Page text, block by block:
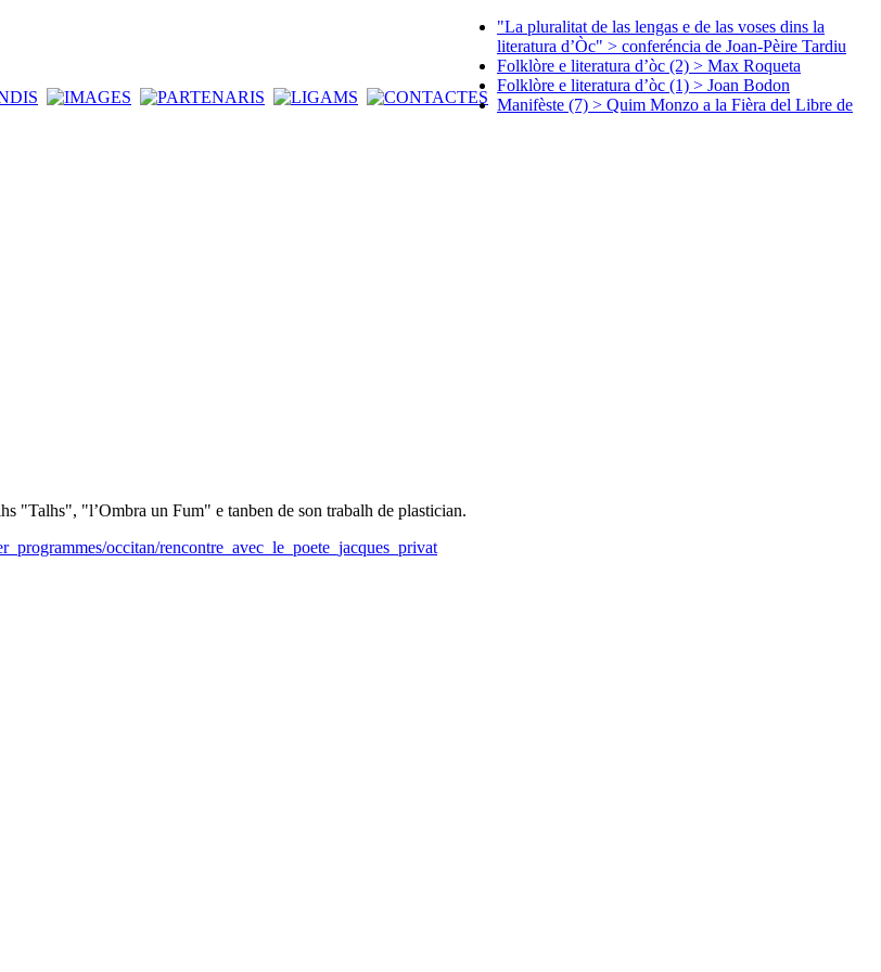
"La pluralitat de las lengas e de las voses dins la
literatura d’Òc" > conferéncia de Joan-Pèire Tardiu
Folklòre e literatura d’òc (2) > Max Roqueta
Folklòre e literatura d’òc (1) > Joan Bodon
Manifèste (7) > Quim Monzo a la Fièra del Libre de
"Talhs", "l’Ombra un Fum" e tanben de son trabalh de plastician.
occitan/rencontre_avec_le_poete_jacques_privat